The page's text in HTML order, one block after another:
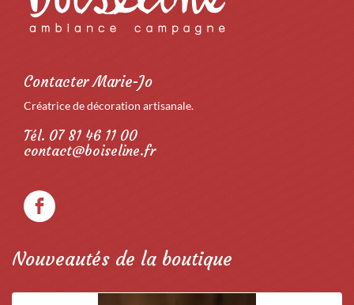
Contacter Marie-Jo
Créatrice de décoration artisanale.
Tél. 07 81 46 11 00
contact@boiseline.fr
Nouveautés de la boutique